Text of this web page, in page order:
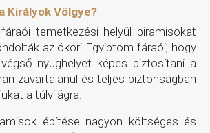
Királyok Völgye?
temetkezési helyül piramisokat
az ókori Egyiptom fáraói, hogy
nyughelyet képes biztosítani a
zavartalanul és teljes biztonságban
a túlvilágra.
építése nagyon költséges és